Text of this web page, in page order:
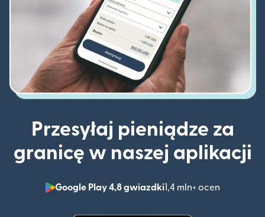
Przesyłaj pieniądze za
granicę w naszej aplikacji
Google Play 4,8 gwiazdki1,4 mln+ ocen
(otwiera